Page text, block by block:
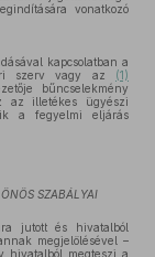
vonatkozó
kapcsolatban a
szerv vagy az (1)
bűncselekmény
az illetékes ügyészi
a fegyelmi eljárás
SZABÁLYAI
jutott és hivatalból
megjelölésével –
hivatalból megteszi a